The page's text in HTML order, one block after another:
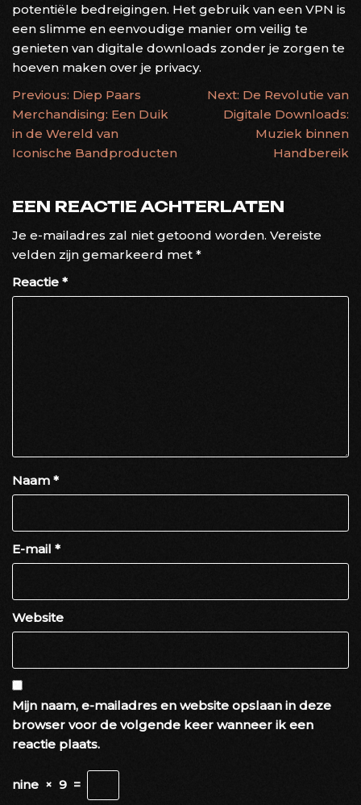
potentiële bedreigingen. Het gebruik van een VPN is
een slimme en eenvoudige manier om veilig te
genieten van digitale downloads zonder je zorgen te
hoeven maken over je privacy.
BERICHTNAVIGATIE
Previous: Diep Paars
Merchandising: Een Duik
in de Wereld van
Iconische Bandproducten
Next: De Revolutie van
Digitale Downloads:
Muziek binnen
Handbereik
EEN REACTIE ACHTERLATEN
Je e-mailadres zal niet getoond worden. Vereiste
velden zijn gemarkeerd met *
Reactie *
Naam *
E-mail *
Website
Mijn naam, e-mailadres en website opslaan in deze
browser voor de volgende keer wanneer ik een
reactie plaats.
nine × 9 =